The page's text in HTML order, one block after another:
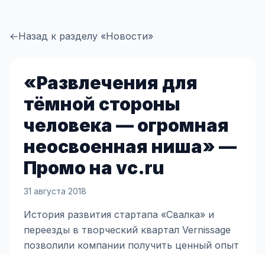
←Назад к разделу «Новости»
«Развлечения для
тёмной стороны
человека — огромная
неосвоенная ниша» —
Промо на vc.ru
31 августа 2018
История развития стартапа «Свалка» и
переезды в творческий квартал Vernissage
позволили компании получить ценный опыт